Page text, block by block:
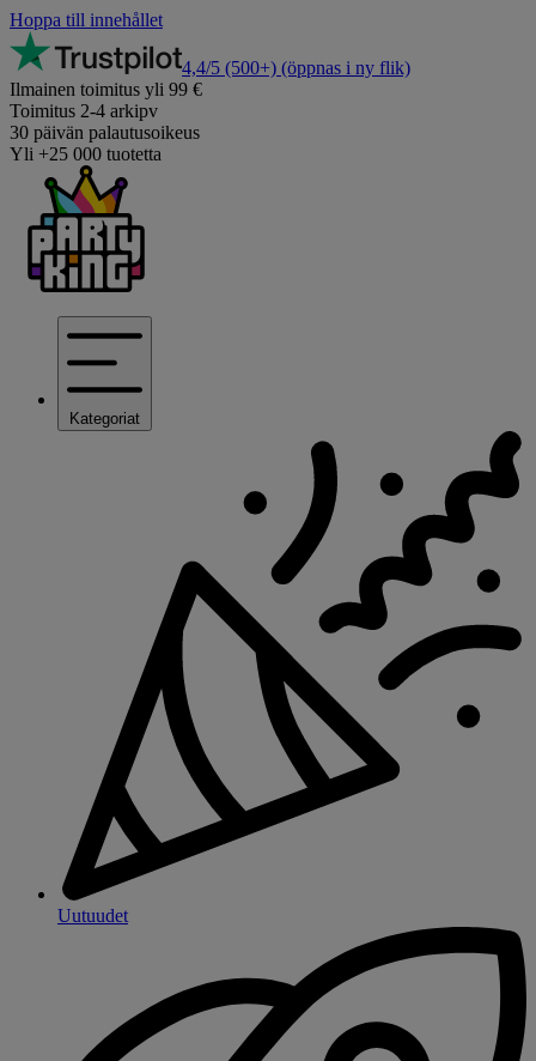
Hoppa till innehållet
4,4/5 (500+) (öppnas i ny flik)
Ilmainen toimitus yli 99 €
Toimitus 2-4 arkipv
30 päivän palautusoikeus
Yli +25 000 tuotetta
Kategoriat
Uutuudet